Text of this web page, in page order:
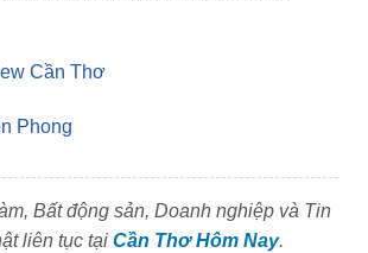
Cần Thơ
Phong
Bất động sản, Doanh nghiệp và Tin
liên tục tại Cần Thơ Hôm Nay.